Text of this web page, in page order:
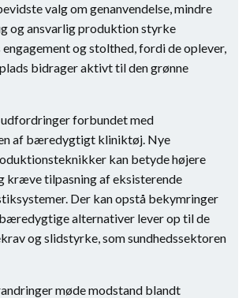
valg om genanvendelse, mindre
og ansvarlig produktion styrke
og stolthed, fordi de oplever,
bidrager aktivt til den grønne
udfordringer forbundet med
af bæredygtigt kliniktøj. Nye
kan betyde højere
kræve tilpasning af eksisterende
Der kan opstå bekymringer
alternativer lever op til de
og slidstyrke, som sundhedssektoren
møde modstand blandt